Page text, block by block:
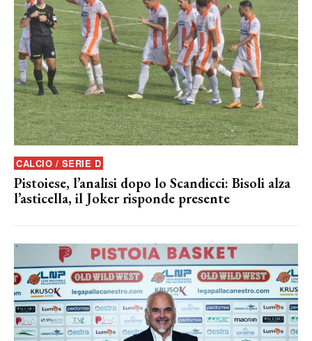
CALCIO / SERIE D
Pistoiese, l’analisi dopo lo Scandicci: Bisoli alza
l’asticella, il Joker risponde presente